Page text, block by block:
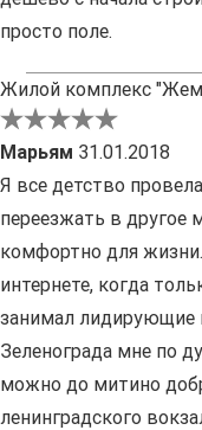
просто поле.
Жилой комплекс
Марьям 31.01.2018
Я все детство
переезжать в другое
комфортно для
интернете, когда
занимал лидирующие
Зеленограда мне по
можно до митино
ленинградского